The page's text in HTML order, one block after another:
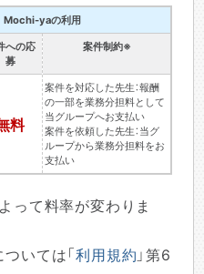
Mochi-yaの利用
への応
募
料
案件制約※
案件を対応した先生：報酬
の一部を業務分担料として
当グループへお支払い
案件を依頼した先生：当グ
ループから業務分担料をお
支払い
って料率が変わりま
いては「利用規約 」第6